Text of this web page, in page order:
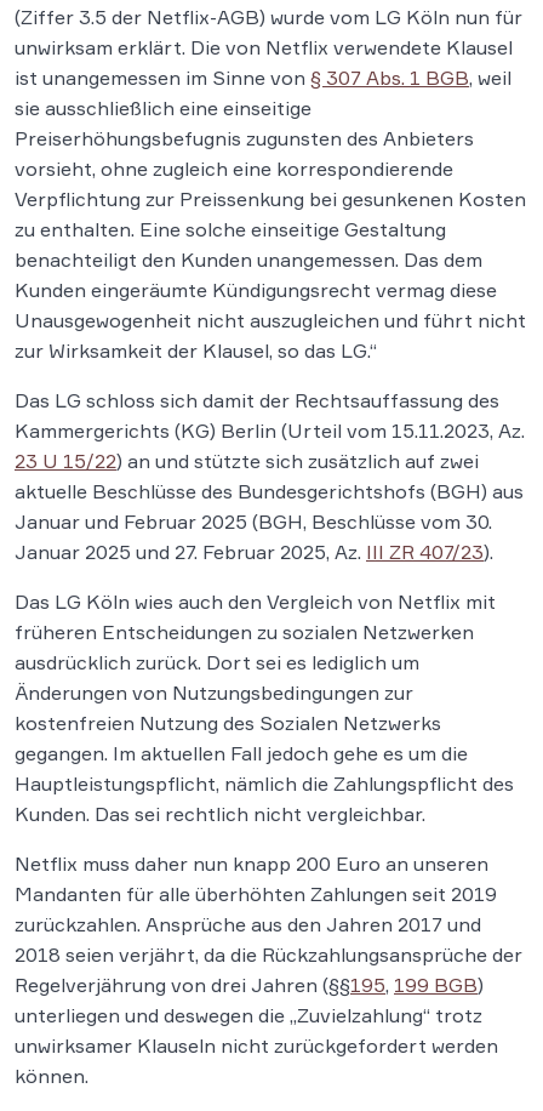
(Ziffer 3.5 der Netflix-AGB) wurde vom LG Köln nun für
unwirksam erklärt. Die von Netflix verwendete Klausel
ist unangemessen im Sinne von § 307 Abs. 1 BGB, weil
sie ausschließlich eine einseitige
Preiserhöhungsbefugnis zugunsten des Anbieters
vorsieht, ohne zugleich eine korrespondierende
Verpflichtung zur Preissenkung bei gesunkenen Kosten
zu enthalten. Eine solche einseitige Gestaltung
benachteiligt den Kunden unangemessen. Das dem
Kunden eingeräumte Kündigungsrecht vermag diese
Unausgewogenheit nicht auszugleichen und führt nicht
zur Wirksamkeit der Klausel, so das LG.“
Das LG schloss sich damit der Rechtsauffassung des
Kammergerichts (KG) Berlin (Urteil vom 15.11.2023, Az.
23 U 15/22) an und stützte sich zusätzlich auf zwei
aktuelle Beschlüsse des Bundesgerichtshofs (BGH) aus
Januar und Februar 2025 (BGH, Beschlüsse vom 30.
Januar 2025 und 27. Februar 2025, Az. III ZR 407/23).
Das LG Köln wies auch den Vergleich von Netflix mit
früheren Entscheidungen zu sozialen Netzwerken
ausdrücklich zurück. Dort sei es lediglich um
Änderungen von Nutzungsbedingungen zur
kostenfreien Nutzung des Sozialen Netzwerks
gegangen. Im aktuellen Fall jedoch gehe es um die
Hauptleistungspflicht, nämlich die Zahlungspflicht des
Kunden. Das sei rechtlich nicht vergleichbar.
Netflix muss daher nun knapp 200 Euro an unseren
Mandanten für alle überhöhten Zahlungen seit 2019
zurückzahlen. Ansprüche aus den Jahren 2017 und
2018 seien verjährt, da die Rückzahlungsansprüche der
Regelverjährung von drei Jahren (§§195, 199 BGB)
unterliegen und deswegen die „Zuvielzahlung“ trotz
unwirksamer Klauseln nicht zurückgefordert werden
können.